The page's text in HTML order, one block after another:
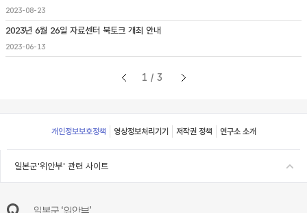
2023-08-23
2023년 6월 26일 자료센터 북토크 개최 안내
2023-06-13
1/3
Footer
개인정보보호정책 영상정보처리기기 저작권 정책 연구소 소개
일본군'위안부' 관련 사이트